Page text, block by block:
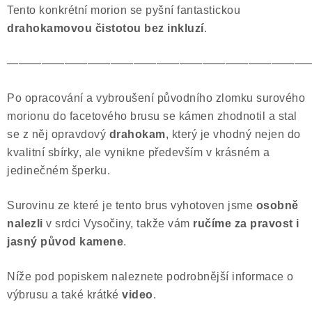
Tento konkrétní morion se pyšní fantastickou
drahokamovou čistotou bez inkluzí.
Po opracování a vybroušení původního zlomku surového
morionu do facetového brusu se kámen zhodnotil a stal
se z něj opravdový drahokam, který je vhodný nejen do
kvalitní sbírky, ale vynikne především v krásném a
jedinečném šperku.
Surovinu ze které je tento brus vyhotoven jsme osobně
nalezli v srdci Vysočiny, takže vám ručíme za pravost i
jasný původ kamene.
Níže pod popiskem naleznete podrobnější informace o
výbrusu a také krátké video.